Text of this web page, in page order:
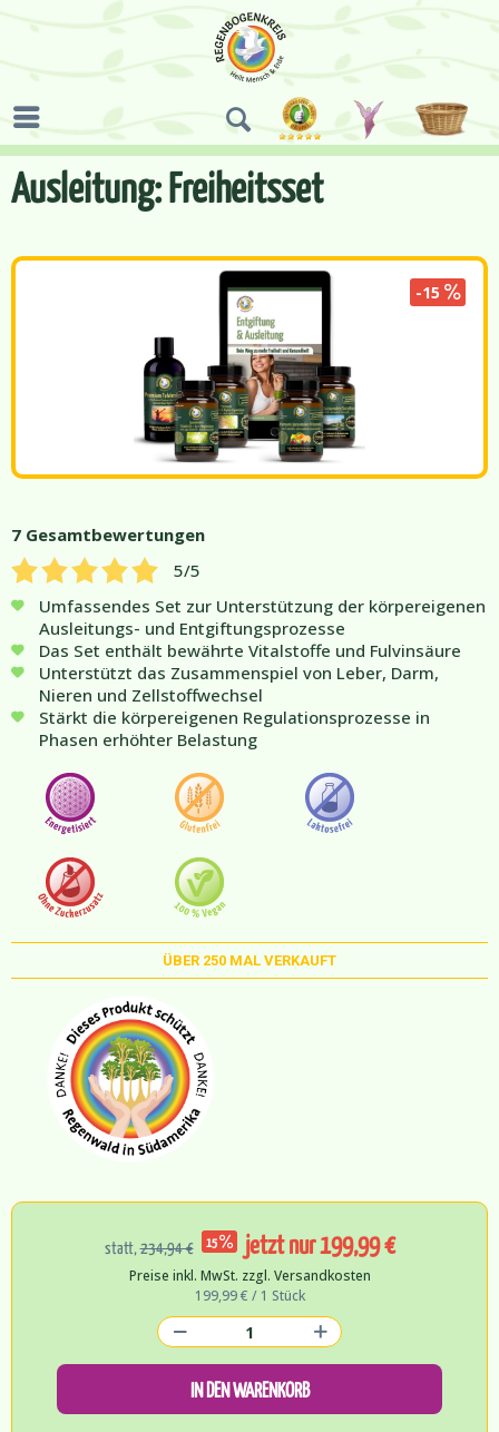
Ausleitung: Freiheitsset
-15
7 Gesamtbewertungen
5/5
Umfassendes Set zur Unterstützung der körpereigenen
Ausleitungs- und Entgiftungsprozesse
Das Set enthält bewährte Vitalstoffe und Fulvinsäure
Unterstützt das Zusammenspiel von Leber, Darm,
Nieren und Zellstoffwechsel
Stärkt die körpereigenen Regulationsprozesse in
Phasen erhöhter Belastung
ÜBER 250 MAL VERKAUFT
statt,234,94 € 15 jetzt nur 199,99 €
Preise inkl. MwSt. zzgl. Versandkosten
199,99 € / 1 Stück
IN DEN WARENKORB